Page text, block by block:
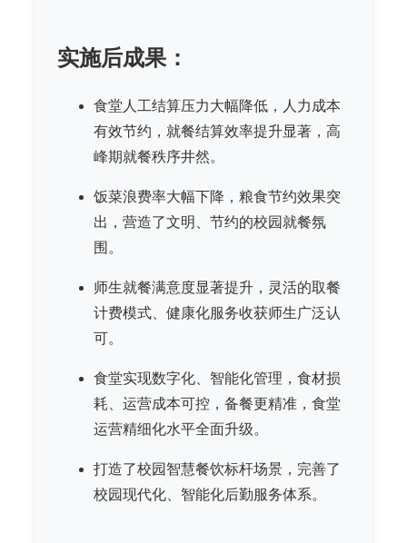
实施后成果：
食堂人工结算压力大幅降低，人力成本
有效节约，就餐结算效率提升显著，高
峰期就餐秩序井然。
饭菜浪费率大幅下降，粮食节约效果突
出，营造了文明、节约的校园就餐氛
围。
师生就餐满意度显著提升，灵活的取餐
计费模式、健康化服务收获师生广泛认
可。
食堂实现数字化、智能化管理，食材损
耗、运营成本可控，备餐更精准，食堂
运营精细化水平全面升级。
打造了校园智慧餐饮标杆场景，完善了
校园现代化、智能化后勤服务体系。